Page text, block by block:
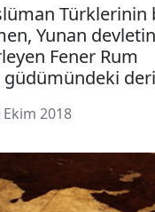
Türklerinin
Yunan
Fener Rum
Ekim 2018